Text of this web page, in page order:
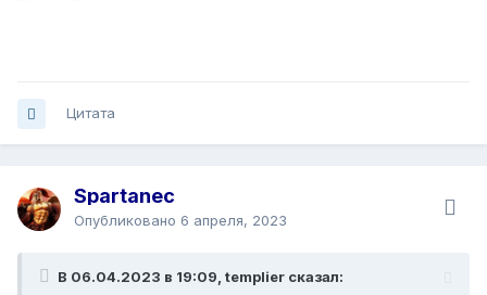
Цитата
Spartanec
Опубликовано 6 апреля, 2023
В 06.04.2023 в 19:09, templier сказал: